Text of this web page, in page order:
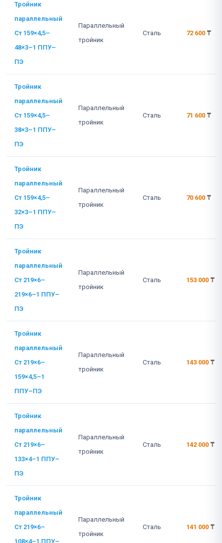
Тройник
параллельный
Ст 159×4,5–
48×3–1 ППУ–
ПЭ
Параллельный
тройник
Сталь 72 600 ₸
Тройник
параллельный
Ст 159×4,5–
38×3–1 ППУ–
ПЭ
Параллельный
тройник
Сталь 71 600 ₸
Тройник
параллельный
Ст 159×4,5–
32×3–1 ППУ–
ПЭ
Параллельный
тройник
Сталь 70 600 ₸
Тройник
параллельный
Ст 219×6–
219×6–1 ППУ–
ПЭ
Параллельный
тройник
Сталь 153 000 ₸
Тройник
параллельный
Ст 219×6–
159×4,5–1
ППУ–ПЭ
Параллельный
тройник
Сталь 143 000 ₸
Тройник
параллельный
Ст 219×6–
133×4–1 ППУ–
ПЭ
Параллельный
тройник
Сталь 142 000 ₸
Тройник
параллельный
Ст 219×6–
108×4–1 ППУ–
Параллельный
тройник
Сталь 141 000 ₸